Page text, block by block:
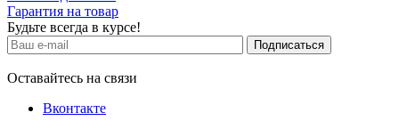
Гарантия на товар
Будьте всегда в курсе!
Оставайтесь на связи
Вконтакте